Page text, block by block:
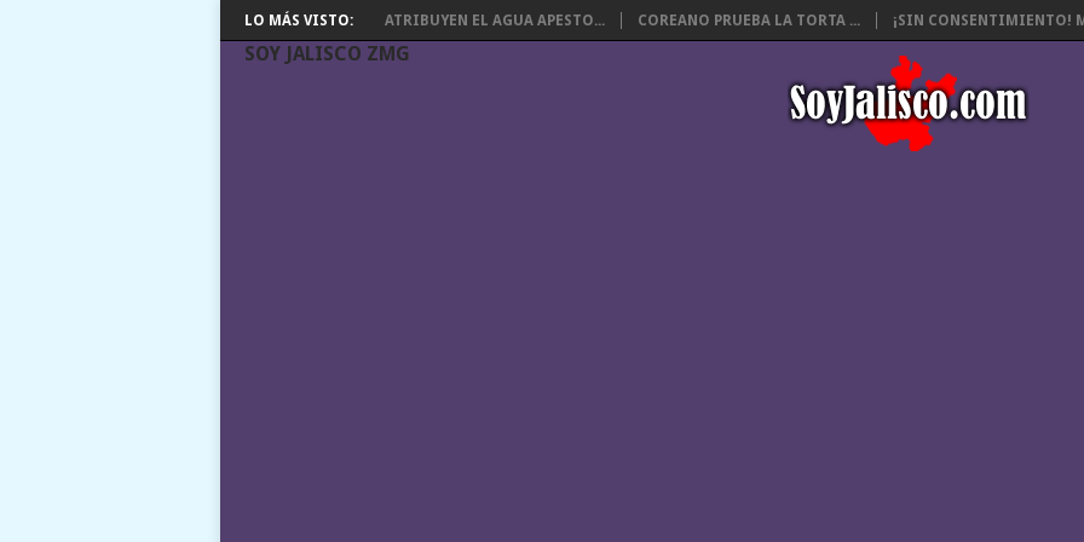
LO MÁS VISTO: ATRIBUYEN EL AGUA APESTO... COREANO PRUEBA LA TORTA ... ¡SIN CONSENTIMIENTO!
SOY JALISCO ZMG